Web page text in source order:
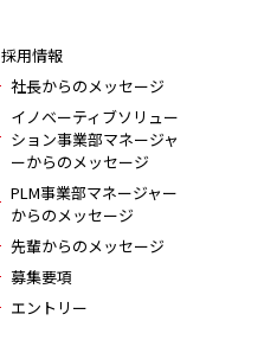
採用情報
社長からのメッセージ
イノベーティブソリュー
ション事業部マネージャ
ーからのメッセージ
PLM事業部マネージャー
からのメッセージ
先輩からのメッセージ
募集要項
エントリー